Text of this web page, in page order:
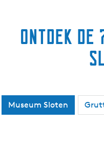
Ontdek de
Museum Sloten